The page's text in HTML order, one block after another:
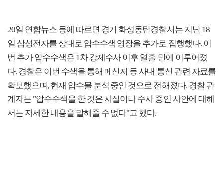
20일 연합뉴스 등에 따르면 경기 화성동탄경찰서는 지난 18
일 삼성전자를 상대로 압수수색 영장을 추가로 집행했다. 이
번 추가 압수수색은 1차 강제수사 이후 열흘 만에 이루어졌
다. 경찰은 이번 수색을 통해 메신저 등 사내 통신 관련 자료를
확보했으며, 현재 압수물 분석 중인 것으로 전해졌다. 경찰 관
계자는 "압수수색을 한 것은 사실이나 수사 중인 사안에 대해
서는 자세한 내용을 말해줄 수 없다"고 했다.